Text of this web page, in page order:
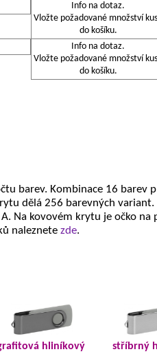
Info na dotaz.
Vložte požadované množství
do košíku.
Info na dotaz.
Vložte požadované množství
do košíku.
barev. Kombinace 16 barev
dělá 256 barevných variant.
A. Na kovovém krytu je očko na
naleznete zde.
hliníkový
stříbrný